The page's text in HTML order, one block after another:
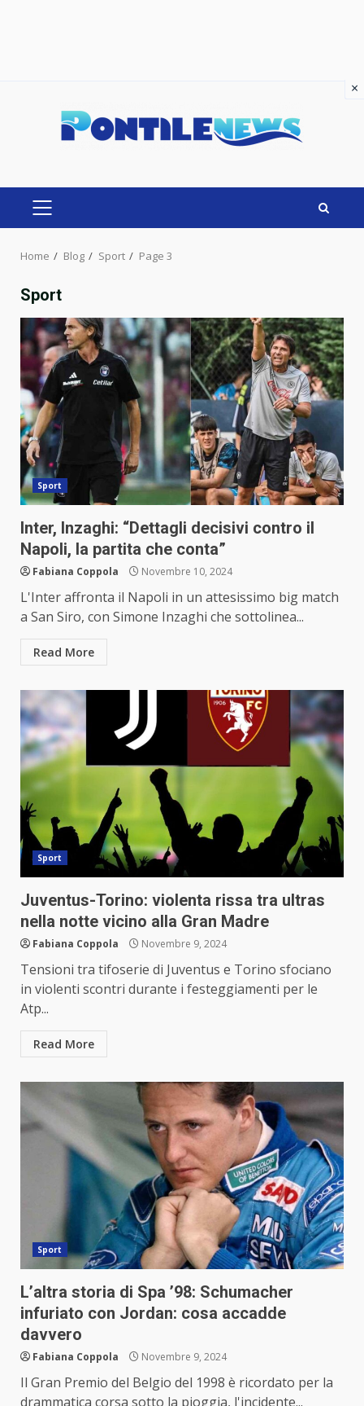
×
PRIMARY
Home Blog Sport Page 3
Sport
Sport
Inter, Inzaghi: “Dettagli decisivi contro il
Napoli, la partita che conta”
Fabiana Coppola Novembre 10, 2024
L'Inter affronta il Napoli in un attesissimo big match
a San Siro, con Simone Inzaghi che sottolinea...
Read More
Sport
Juventus-Torino: violenta rissa tra ultras
nella notte vicino alla Gran Madre
Fabiana Coppola Novembre 9, 2024
Tensioni tra tifoserie di Juventus e Torino sfociano
in violenti scontri durante i festeggiamenti per le
Atp...
Read More
Sport
L’altra storia di Spa ’98: Schumacher
infuriato con Jordan: cosa accadde
davvero
Fabiana Coppola Novembre 9, 2024
Il Gran Premio del Belgio del 1998 è ricordato per la
drammatica corsa sotto la pioggia, l'incidente...
×